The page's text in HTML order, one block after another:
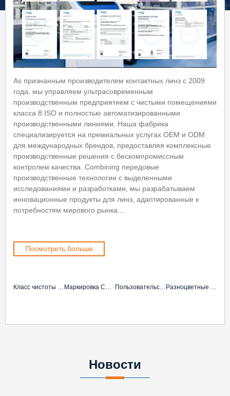
As признанным производителем контактных линз с 2009
года, мы управляем ультрасовременным
производственным предприятием с чистыми помещениями
класса 8 ISO и полностью автоматизированными
производственными линиями. Наша фабрика
специализируется на премиальных услугах OEM и ODM
для международных брендов, предоставляя комплексные
производственные решения с бескомпромиссным
контролем качества. Combining передовые
производственные технологии с выделенными
исследованиями и разработками, мы разрабатываем
инновационные продукты для линз, адаптированные к
потребностям мирового рынка....
Посмотреть больше
Класс чистоты ISO 8 Маркировка CE и сертификация ISO Пользовательские решения OEM / ODM Разноцветные контактные линзы
Новости